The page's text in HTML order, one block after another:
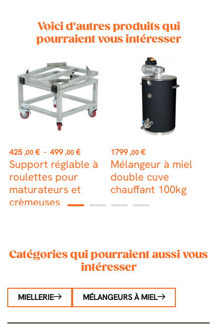
Voici d'autres produits qui
pourraient vous intéresser
Prix
425 ,00 € - 499 ,00 €
Support réglable à
roulettes pour
maturateurs et
crèmeuses
Prix
1799 ,00 €
Mélangeur à miel
double cuve
chauffant 100kg
1 2 3 4
Catégories qui pourraient aussi vous
intéresser
MIELLERIE MÉLANGEURS À MIEL